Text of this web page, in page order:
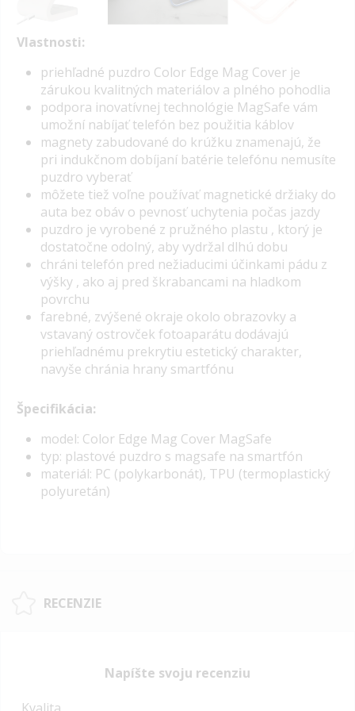
Vlastnosti:
priehľadné puzdro Color Edge Mag Cover je
zárukou kvalitných materiálov a plného pohodlia
podpora inovatívnej technológie MagSafe vám
umožní nabíjať telefón bez použitia káblov
magnety zabudované do krúžku znamenajú, že
pri indukčnom dobíjaní batérie telefónu nemusíte
puzdro vyberať
môžete tiež voľne používať magnetické držiaky do
auta bez obáv o pevnosť uchytenia počas jazdy
puzdro je vyrobené z pružného plastu , ktorý je
dostatočne odolný, aby vydržal dlhú dobu
chráni telefón pred nežiaducimi účinkami pádu z
výšky , ako aj pred škrabancami na hladkom
povrchu
farebné, zvýšené okraje okolo obrazovky a
vstavaný ostrovček fotoaparátu dodávajú
priehľadnému prekrytiu estetický charakter,
navyše chránia hrany smartfónu
Špecifikácia:
model: Color Edge Mag Cover MagSafe
typ: plastové puzdro s magsafe na smartfón
materiál: PC (polykarbonát), TPU (termoplastický
polyuretán)
RECENZIE
Napíšte svoju recenziu
Kvalita